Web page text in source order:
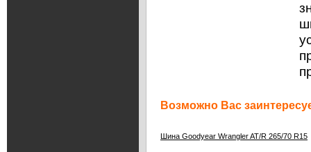
Возможно Вас
Шина Goodyear Wrangler AT/R 265/70 R15